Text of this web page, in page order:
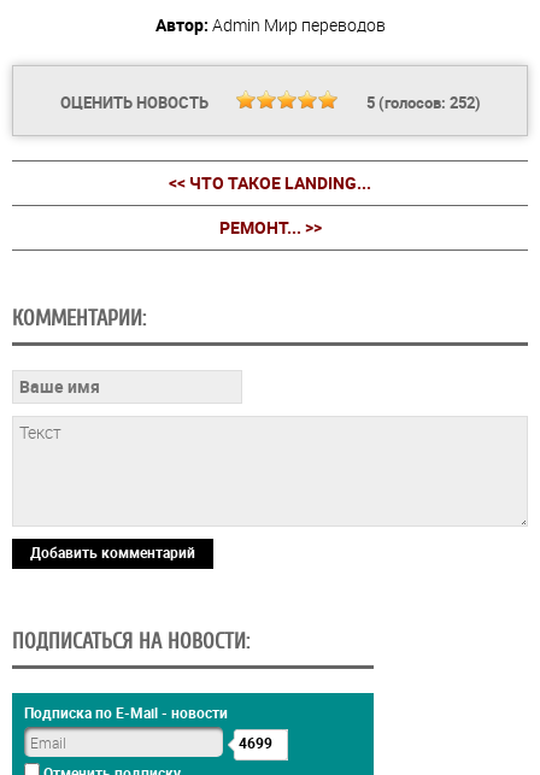
Автор: Admin Мир переводов
ОЦЕНИТЬ НОВОСТЬ 5(голосов: 252)
<< ЧТО ТАКОЕ LANDING...
РЕМОНТ... >>
КОММЕНТАРИИ:
Добавить комментарий
ПОДПИСАТЬСЯ НА НОВОСТИ:
Подписка по E-Mail - новости
4699